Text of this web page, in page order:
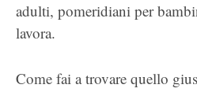
adulti, pomeridiani per
lavora.
Come fai a trovare quello